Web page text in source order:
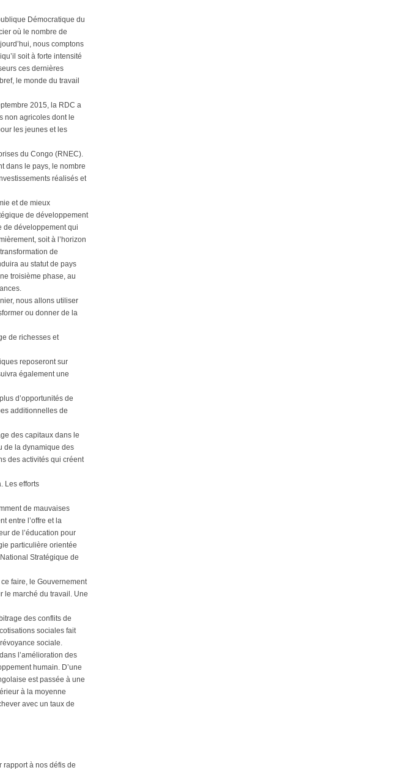
Démocratique du
où le nombre de
nous comptons
soit à forte intensité
ces dernières
le monde du travail
2015, la RDC a
non agricoles dont le
les jeunes et les
du Congo (RNEC).
dans le pays, le nombre
réalisés et
et de mieux
de développement
de développement qui
soit à l’horizon
de
au statut de pays
troisième phase, au
nous allons utiliser
ou donner de la
de richesses et
reposeront sur
également une
d’opportunités de
additionnelles de
des capitaux dans le
de la dynamique des
des activités qui créent
Les efforts
de mauvaises
entre l’offre et la
de l’éducation pour
particulière orientée
Stratégique de
faire, le Gouvernement
le marché du travail. Une
des conflits de
sociales fait
sociale.
l’amélioration des
humain. D’une
est passée à une
à la moyenne
avec un taux de
rapport à nos défis de